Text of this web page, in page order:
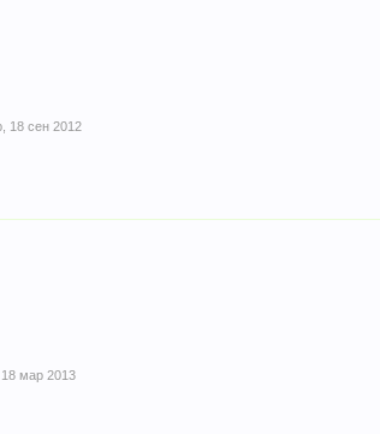
18 сен 2012
18 мар 2013